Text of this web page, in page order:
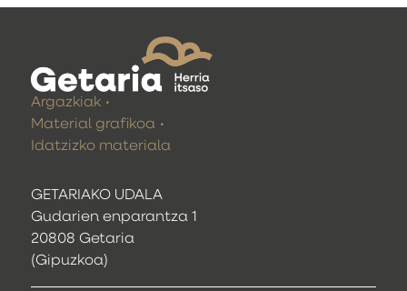
GETARIAKO UDALA
Gudarien enparantza 1
20808 Getaria
(Gipuzkoa)
Argazkiak
Material grafikoa
Idatzizko materiala